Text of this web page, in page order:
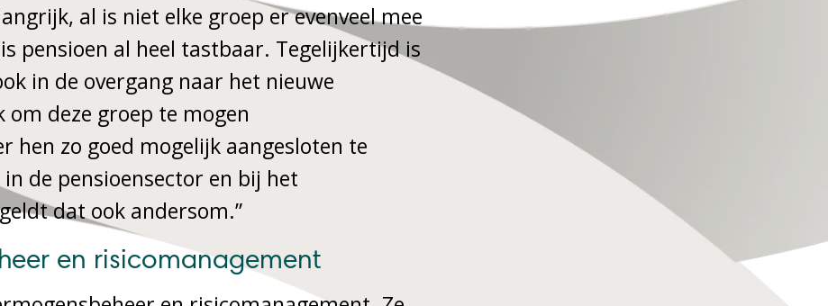
al is niet elke groep er evenveel mee
pensioen al heel tastbaar. Tegelijkertijd is
in de overgang naar het nieuwe
om deze groep te mogen
hen zo goed mogelijk aangesloten te
de pensioensector en bij het
dat ook andersom.”
en risicomanagement